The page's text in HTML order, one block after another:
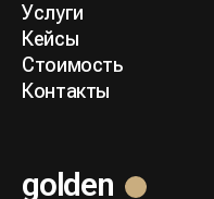
Услуги
Кейсы
Стоимость
Контакты
golden